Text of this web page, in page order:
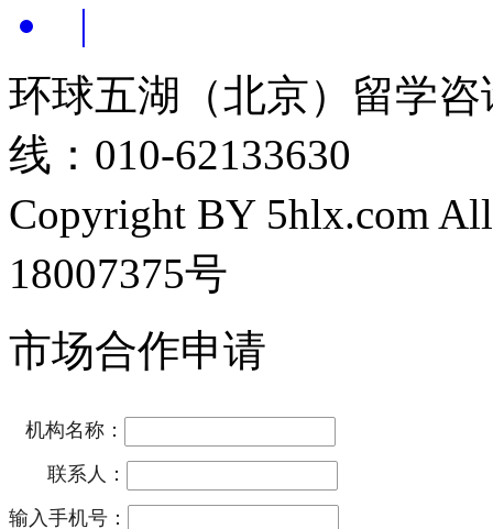
|
环球五湖（北京）留学
线：010-62133630
Copyright BY 5hlx.com
18007375号
市场合作申请